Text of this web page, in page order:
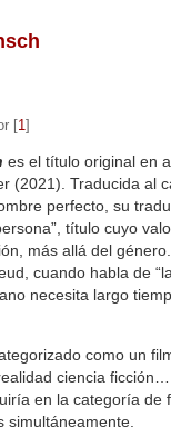
[1]
es el título original en
(2021). Traducida al
perfecto, su
título cuyo
más allá del género.
cuando habla de
necesita largo
como un
ciencia
en la categoría de
simultáneamente.